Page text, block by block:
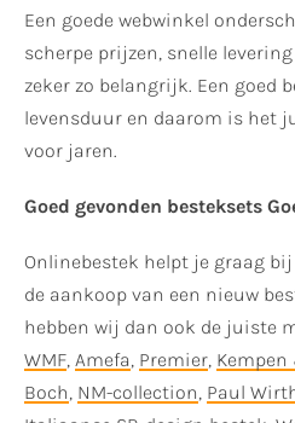
Een goede webwinkel
scherpe prijzen, snelle
zeker zo belangrijk. Een goed
levensduur en daarom is het
voor jaren.
Goed gevonden besteksets
Onlinebestek helpt je graag
de aankoop van een nieuw
hebben wij dan ook de juiste
WMF, Amefa, Premier, Kempen
Boch, NM-collection, Paul